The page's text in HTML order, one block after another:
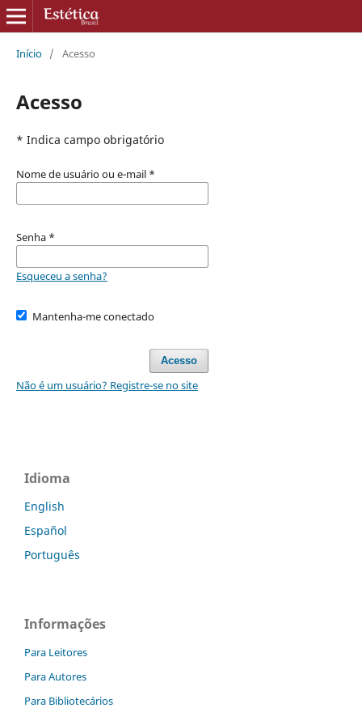
Início / Acesso
Acesso
* Indica campo obrigatório
Nome de usuário ou e-mail *
Senha *
Esqueceu a senha?
Mantenha-me conectado
Acesso
Não é um usuário? Registre-se no site
Idioma
English
Español
Português
Informações
Para Leitores
Para Autores
Para Bibliotecários